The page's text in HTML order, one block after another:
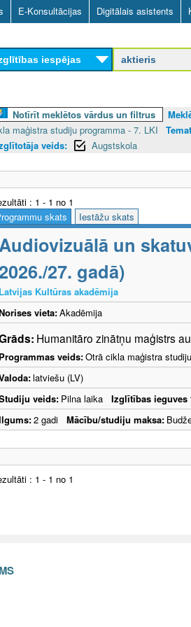
Skip
to
main
content
E-Konsultācijas Digitālais asistents
iespējas
Notīrīt meklētos vārdus un filtrus
maģistra studiju programma - 7. LKI
veids:
Augstskola
: 1 - 1 no 1
skats
Iestāžu skats
un
27. gadā)
Latvijas Kultūras akadēmija
vieta:Akadēmija
Humanitāro zinātņu maģistrs
Programmas veids:Otrā cikla maģistra
latviešu (LV)
veids: Pilna laika Izglītības ieguves
2 gadi Mācību/studiju maksa:
: 1 - 1 no 1